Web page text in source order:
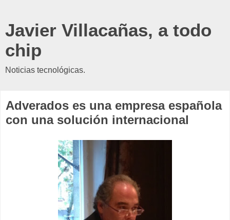
Javier Villacañas, a todo
chip
Noticias tecnológicas.
Adverados es una empresa española
con una solución internacional